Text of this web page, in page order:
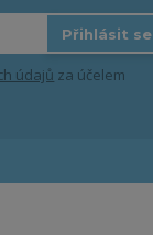
Přihlásit se
údajů za účelem